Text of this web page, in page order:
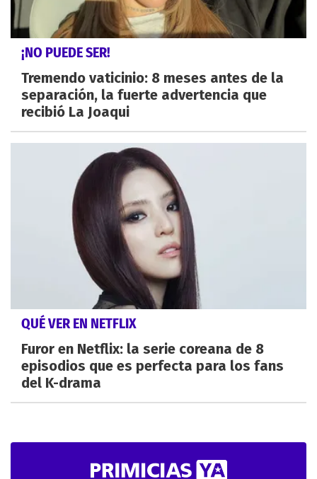
¡NO PUEDE SER!
Tremendo vaticinio: 8 meses antes de la
separación, la fuerte advertencia que
recibió La Joaqui
QUÉ VER EN NETFLIX
Furor en Netflix: la serie coreana de 8
episodios que es perfecta para los fans
del K-drama